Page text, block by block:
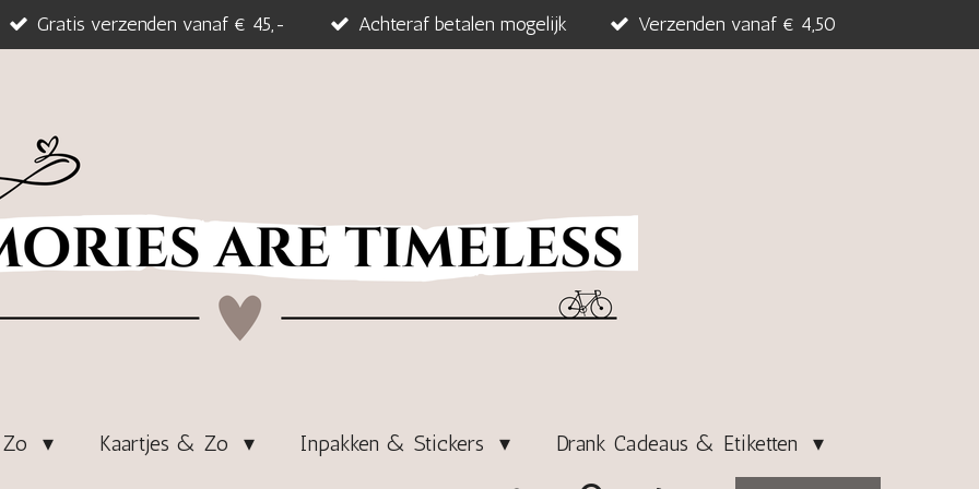
Gratis verzenden vanaf € 45,- Achteraf betalen mogelijk Verzenden vanaf € 4,50
Kaartjes & Zo Inpakken & Stickers Drank Cadeaus & Etiketten